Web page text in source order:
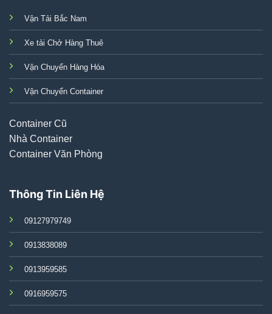
Vận Tải Bắc Nam
Xe tải Chở Hàng Thuê
Vận Chuyển Hàng Hóa
Vận Chuyển Container
Container Cũ
Nhà Container
Container Văn Phòng
Thông Tin Liên Hệ
09127979749
0913838089
0913959585
0916959575